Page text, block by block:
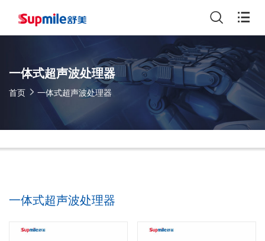
一体式超声波处理器
首页 一体式超声波处理器
一体式超声波处理器